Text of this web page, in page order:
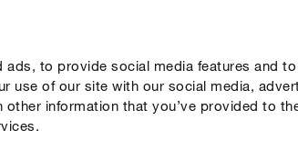
to provide social media features and
use of our site with our social media,
information that you’ve provided to
Service Unternehmen